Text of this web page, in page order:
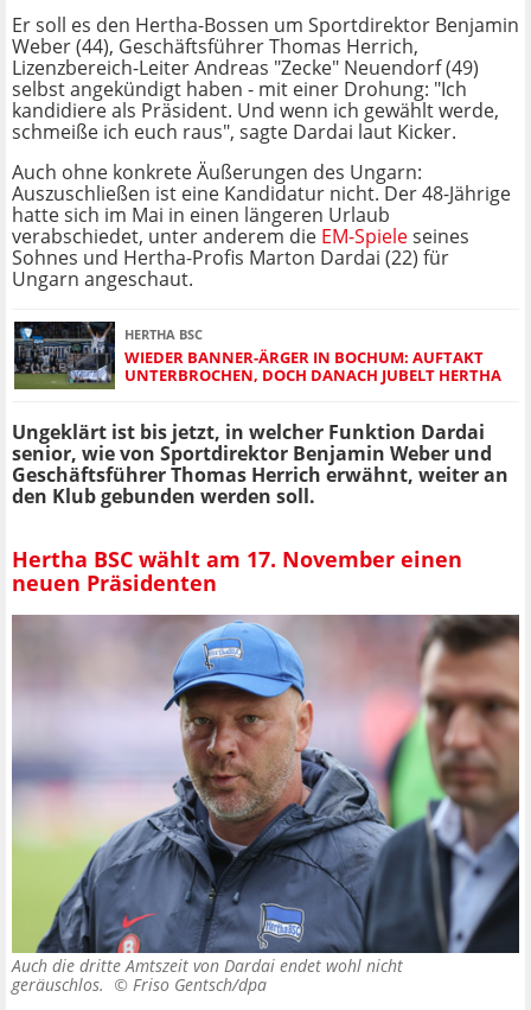
Er soll es den Hertha-Bossen um Sportdirektor Benjamin
Weber (44), Geschäftsführer Thomas Herrich,
Lizenzbereich-Leiter Andreas "Zecke" Neuendorf (49)
selbst angekündigt haben - mit einer Drohung: "Ich
kandidiere als Präsident. Und wenn ich gewählt werde,
schmeiße ich euch raus", sagte Dardai laut Kicker.
Auch ohne konkrete Äußerungen des Ungarn:
Auszuschließen ist eine Kandidatur nicht. Der 48-Jährige
hatte sich im Mai in einen längeren Urlaub
verabschiedet, unter anderem die EM-Spieleseines
Sohnes und Hertha-Profis Marton Dardai (22) für
Ungarn angeschaut.
HERTHA BSC
WIEDER BANNER-ÄRGER IN BOCHUM: AUFTAKT
UNTERBROCHEN, DOCH DANACH JUBELT HERTHA
Ungeklärt ist bis jetzt, in welcher Funktion Dardai
senior, wie von Sportdirektor Benjamin Weber und
Geschäftsführer Thomas Herrich erwähnt, weiter an
den Klub gebunden werden soll.
Hertha BSC wählt am 17. November einen
neuen Präsidenten
Auch die dritte Amtszeit von Dardai endet wohl nicht
geräuschlos. © Friso Gentsch/dpa